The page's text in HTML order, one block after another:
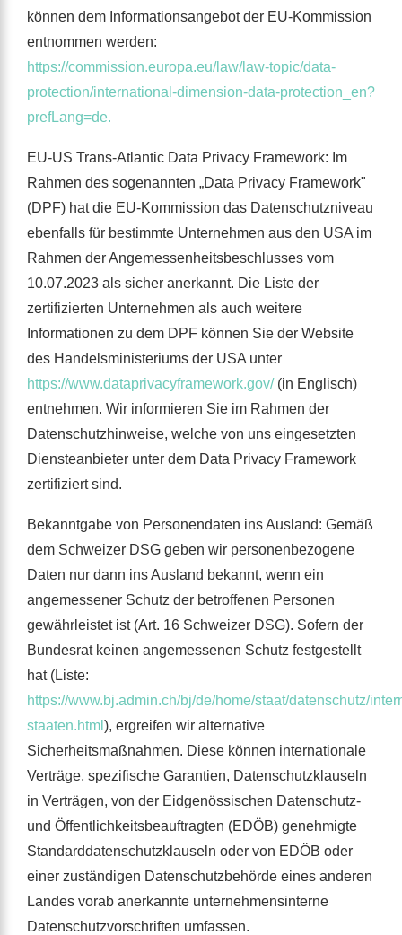
können dem Informationsangebot der EU-Kommission
entnommen werden:
https://commission.europa.eu/law/law-topic/data-
protection/international-dimension-data-protection_en?
prefLang=de.
EU-US Trans-Atlantic Data Privacy Framework: Im
Rahmen des sogenannten „Data Privacy Framework"
(DPF) hat die EU-Kommission das Datenschutzniveau
ebenfalls für bestimmte Unternehmen aus den USA im
Rahmen der Angemessenheitsbeschlusses vom
10.07.2023 als sicher anerkannt. Die Liste der
zertifizierten Unternehmen als auch weitere
Informationen zu dem DPF können Sie der Website
des Handelsministeriums der USA unter
https://www.dataprivacyframework.gov/(in Englisch)
entnehmen. Wir informieren Sie im Rahmen der
Datenschutzhinweise, welche von uns eingesetzten
Diensteanbieter unter dem Data Privacy Framework
zertifiziert sind.
Bekanntgabe von Personendaten ins Ausland: Gemäß
dem Schweizer DSG geben wir personenbezogene
Daten nur dann ins Ausland bekannt, wenn ein
angemessener Schutz der betroffenen Personen
gewährleistet ist (Art. 16 Schweizer DSG). Sofern der
Bundesrat keinen angemessenen Schutz festgestellt
hat (Liste:
https://www.bj.admin.ch/bj/de/home/staat/datenschutz/
staaten.html ), ergreifen wir alternative
Sicherheitsmaßnahmen. Diese können internationale
Verträge, spezifische Garantien, Datenschutzklauseln
in Verträgen, von der Eidgenössischen Datenschutz-
und Öffentlichkeitsbeauftragten (EDÖB) genehmigte
Standarddatenschutzklauseln oder von EDÖB oder
einer zuständigen Datenschutzbehörde eines anderen
Landes vorab anerkannte unternehmensinterne
Datenschutzvorschriften umfassen.